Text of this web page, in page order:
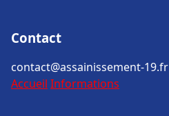
Contact
contact@assainissement-19.fr
Accueil Informations